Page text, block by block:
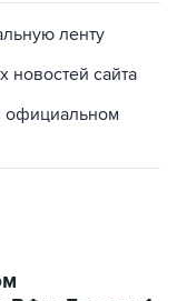
сайта
официальном
в Европу 1